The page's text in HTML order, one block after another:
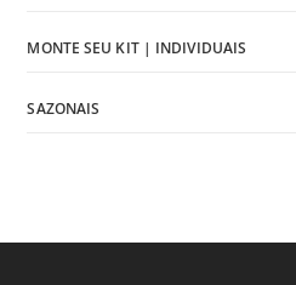
MONTE SEU KIT | INDIVIDUAIS
SAZONAIS